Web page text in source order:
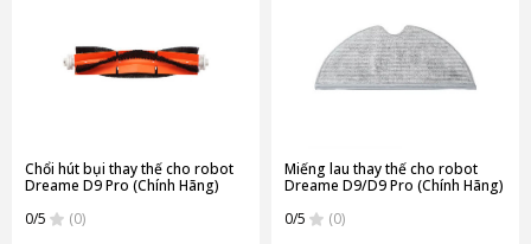
Chổi hút bụi thay thế cho robot
Dreame D9 Pro (Chính Hãng)
0/5
(0)
Miếng lau thay thế cho robot
Dreame D9/D9 Pro (Chính Hãng)
0/5
(0)